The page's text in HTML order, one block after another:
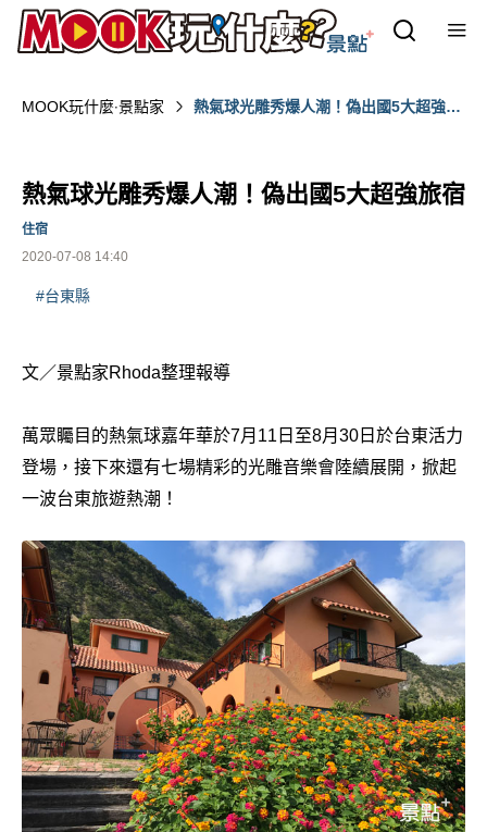
MOOK玩什麼‧景點家
熱氣球光雕秀爆人潮！偽出國5大超強旅
熱氣球光雕秀爆人潮！偽出國5大超強旅宿
2020-07-08 14:40
住宿
#台東縣‎
文／景點家Rhoda整理報導
萬眾矚目的熱氣球嘉年華於7月11日至8月30日於台東活力
登場，接下來還有七場精彩的光雕音樂會陸續展開，掀起
一波台東旅遊熱潮！